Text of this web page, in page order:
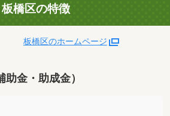
板橋区の特徴
板橋区のホームページ
金・助成金）